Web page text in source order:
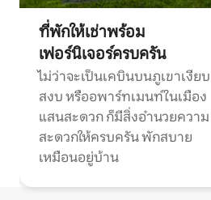
ที่พักให้เช่าพร้อม
เฟอร์นิเจอร์ครบครัน
ไม่ว่าจะเป็นเคบินบนภูเขาเงียบ
สงบ หรืออพาร์ทเมนท์ในเมือง
แสนสะดวก ก็มีสิ่งอำนวยความ
สะดวกให้ครบครัน พักสบาย
เหมือนอยู่บ้าน